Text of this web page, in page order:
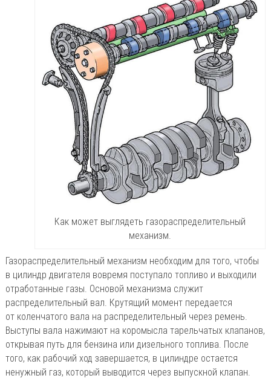
Как может выглядеть газораспределительный
механизм.
Газораспределительный механизм необходим для того, чтобы
в цилиндр двигателя вовремя поступало топливо и выходили
отработанные газы. Основой механизма служит
распределительный вал. Крутящий момент передается
от коленчатого вала на распределительный через ремень.
Выступы вала нажимают на коромысла тарельчатых клапанов,
открывая путь для бензина или дизельного топлива. После
того, как рабочий ход завершается, в цилиндре остается
ненужный газ, который выводится через выпускной клапан.